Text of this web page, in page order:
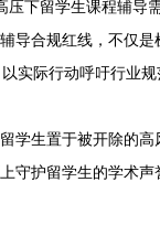
下留学生课程辅
导合规红线，不仅
实际行动呼吁行业规
学生置于被开除的
守护留学生的学术声